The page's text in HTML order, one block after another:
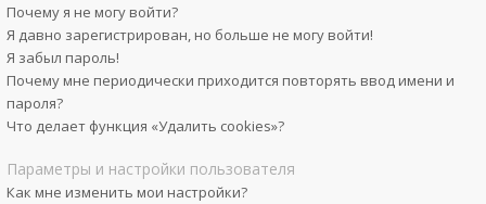
Почему я не могу войти?
Я давно зарегистрирован, но больше не могу войти!
Я забыл пароль!
Почему мне периодически приходится повторять ввод имени и
пароля?
Что делает функция «Удалить cookies»?
Параметры и настройки пользователя
Как мне изменить мои настройки?